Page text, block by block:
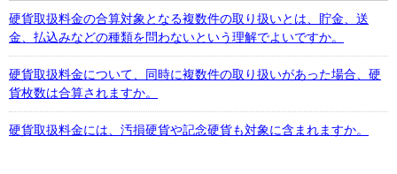
硬貨取扱料金の合算対象となる複数件の取り扱いとは、貯金、送
金、払込みなどの種類を問わないという理解でよいですか。
硬貨取扱料金について、同時に複数件の取り扱いがあった場合、硬
貨枚数は合算されますか。
硬貨取扱料金には、汚損硬貨や記念硬貨も対象に含まれますか。